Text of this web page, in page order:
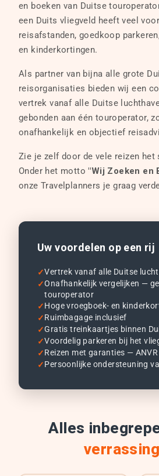
en boeken van Duitse
een Duits vliegveld heeft veel
reisafstanden, goedkoop
en kinderkortingen.
Als partner van bijna alle grote
reisorganisaties bieden wij een
vertrek vanaf alle Duitse
gebonden aan één touroperator,
onafhankelijk en objectief
Zie je zelf door de vele reizen het
Onder het motto"Wij Zoeken en
onze Travelplanners je graag
Uw voordelen op een rij
Vertrek vanaf alle Duitse
Onafhankelijk vergelijken —
touroperator
Hoge vroegboek- en
Ruimbagage inclusief
Gratis treinkaartjes binnen
Voordelig parkeren bij het
Reizen met garanties — ANVR
Persoonlijke ondersteuning
Alles